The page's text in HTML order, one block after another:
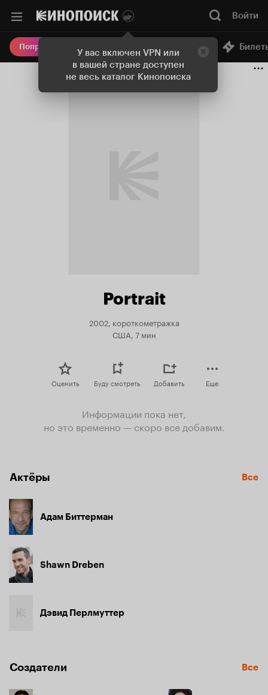
У вас включен VPN или
в вашей стране доступен
не весь каталог Кинопоиска
Войти
Попробовать Плюс Онлайн-кинотеатр
Portrait
2002, короткометражка
США, 7 мин
Оценить Буду смотреть Добавить Еще
Информации пока нет,
но это временно — скоро все добавим.
Актёры Все
Адам Биттерман
Shawn Dreben
Дэвид Перлмуттер
Создатели Все